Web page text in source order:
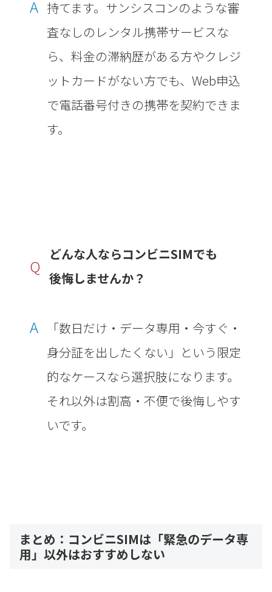
A 持てます。サンシスコンのような審
査なしのレンタル携帯サービスな
ら、料金の滞納歴がある方やクレジ
ットカードがない方でも、Web申込
で電話番号付きの携帯を契約できま
す。
Q
どんな人ならコンビニSIMでも
後悔しませんか？
A
「数日だけ・データ専用・今すぐ・
身分証を出したくない」という限定
的なケースなら選択肢になります。
それ以外は割高・不便で後悔しやす
いです。
まとめ：コンビニSIMは「緊急のデータ専
用」以外はおすすめしない